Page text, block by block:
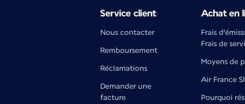
Service client
Nous contacter
Remboursement
Réclamations
Demander une
facture
Achat en
Frais
Frais de
Moyens de
Air France
Pourquoi